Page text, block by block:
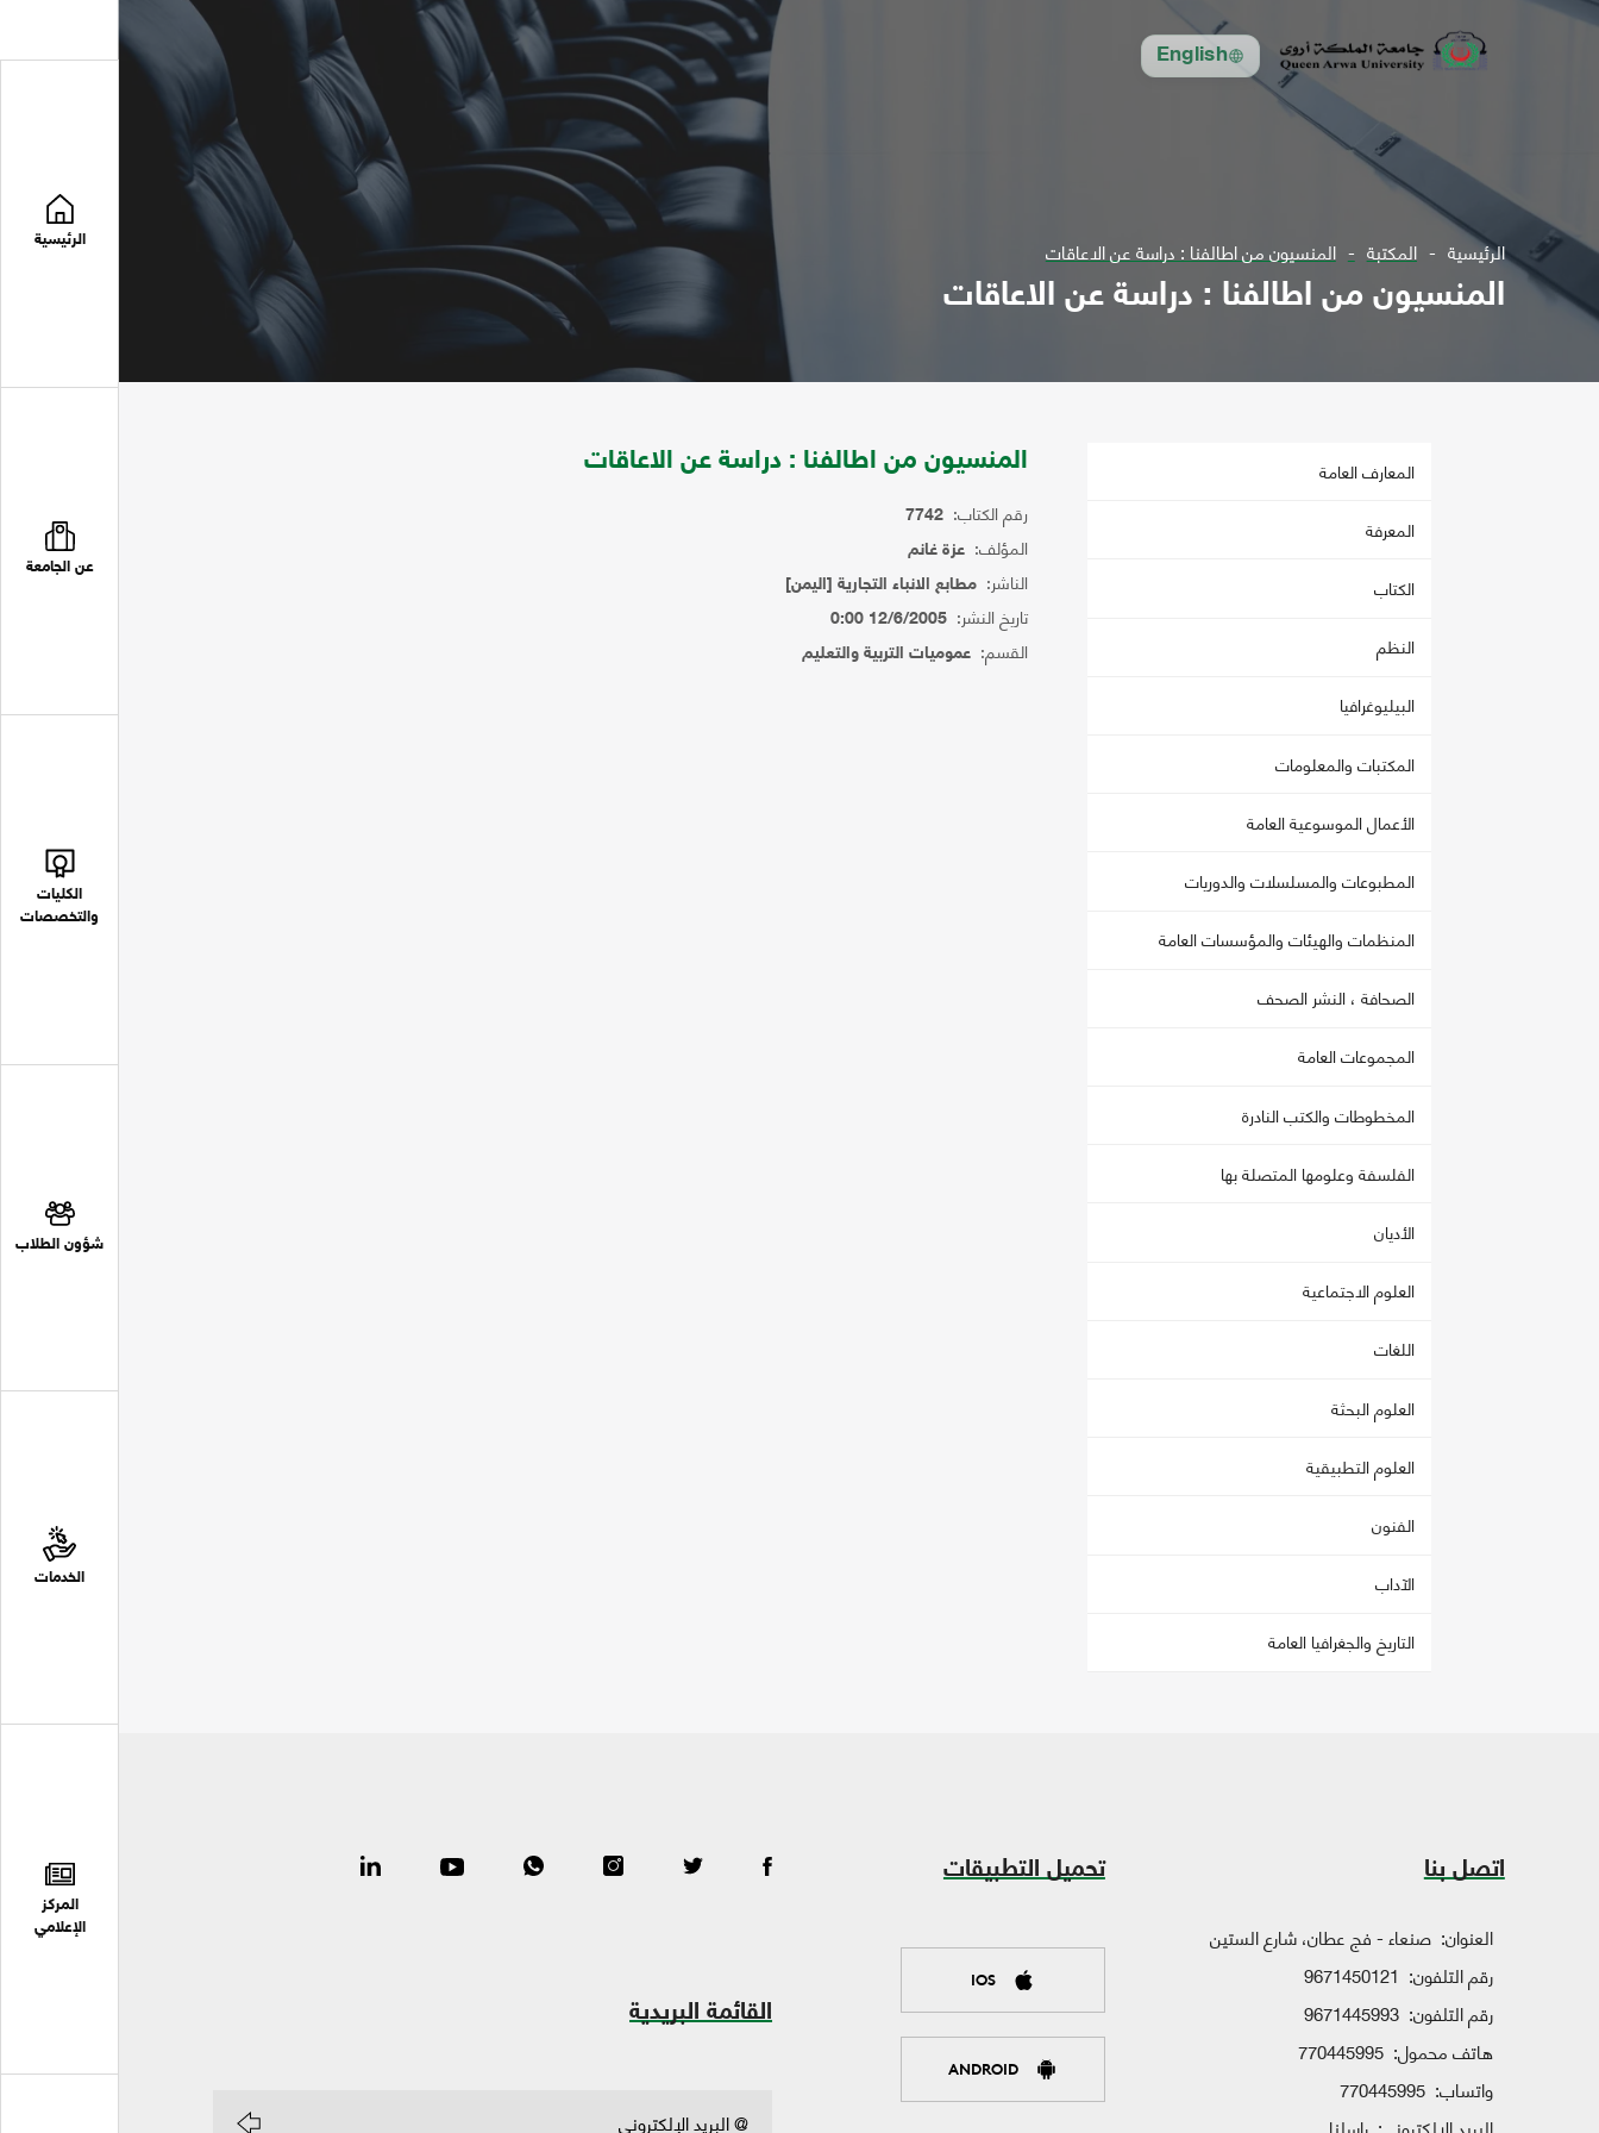
English
الرئيسية
عن الجامعة
الكليات
والتخصصات
شؤون الطلاب
الخدمات
المركز
الإعلامي
الرئيسية المكتبة المنسيون من اطالفنا : دراسة عن الاعاقات
المنسيون من اطالفنا : دراسة عن الاعاقات
المعارف العامة
المعرفة
الكتاب
النظم
البيليوغرافيا
المكتبات والمعلومات
الأعمال الموسوعية العامة
المطبوعات والمسلسلات والدوريات
المنظمات والهيئات والمؤسسات العامة
الصحافة ، النشر الصحف
المجموعات العامة
المخطوطات والكتب النادرة
الفلسفة وعلومها المتصلة بها
الأديان
العلوم الاجتماعية
اللغات
العلوم البحثة
العلوم التطبيقية
الفنون
الآداب
التاريخ والجغرافيا العامة
المنسيون من اطالفنا : دراسة عن الاعاقات
رقم الكتاب: 7742
المؤلف: عزة غانم
الناشر: مطابع الانباء التجارية [اليمن]
تاريخ النشر: 12/6/2005 0:00
القسم: عموميات التربية والتعليم
اتصل بنا
العنوان: صنعاء - فج عطان، شارع الستين
رقم التلفون: 9671450121
رقم التلفون: 9671445993
هاتف محمول: 770445995
واتساب: 770445995
تحميل التطبيقات
IOS
ANDROID
القائمة البريدية